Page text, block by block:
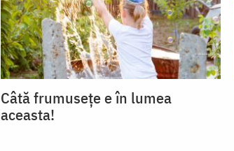
Câtă frumusețe e în lumea
aceasta!